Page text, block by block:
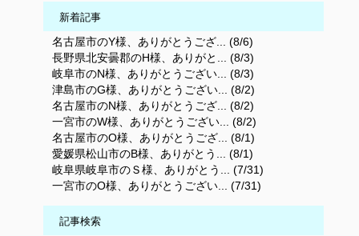
新着記事
名古屋市のY様、ありがとうござ... (8/6)
長野県北安曇郡のH様、ありがと... (8/3)
岐阜市のN様、ありがとうござい... (8/3)
津島市のG様、ありがとうござい... (8/2)
名古屋市のN様、ありがとうござ... (8/2)
一宮市のW様、ありがとうござい... (8/2)
名古屋市のO様、ありがとうござ... (8/1)
愛媛県松山市のB様、ありがとう... (8/1)
岐阜県岐阜市のＳ様、ありがとう... (7/31)
一宮市のO様、ありがとうござい... (7/31)
記事検索